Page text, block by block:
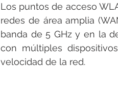
Los puntos de acceso
redes de área amplia
banda de 5 GHz y en la
con múltiples
velocidad de la red.